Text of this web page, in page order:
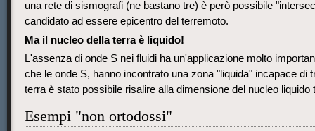
una rete di sismografi (ne bastano tre) è però possibile
candidato ad essere epicentro del terremoto.
Ma il nucleo della terra è liquido!
L'assenza di onde S nei fluidi ha un'applicazione molto
che le onde S, hanno incontrato una zona "liquida" incapace
terra è stato possibile risalire alla dimensione del nucleo
Esempi "non ortodossi"